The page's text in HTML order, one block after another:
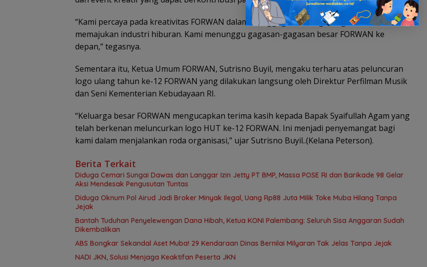
“Kami percaya pada kreativitas FORWAN dalam menggagas berbagai kegiatan demi
memajukan industri hiburan. Kami menunggu gagasan-gagasan besar FORWAN ke
depan,” tegasnya.
Sementara itu, Ketua Umum FORWAN, Sutrisno Buyil, mengaku terharu atas peluncuran
logo ulang tahun ke-12 FORWAN yang dilakukan langsung oleh Direktur Perfilman Musik
dan Seni Kementerian Kebudayaan RI.
“Keluarga besar FORWAN mengucapkan terima kasih kepada Bapak Syaifullah Agam yang
telah berkenan meluncurkan logo HUT ke-12 FORWAN. Ini menjadi penyemangat bagi
kami dalam menjalankan roda organisasi,” ujar Sutrisno Buyil..(Kelana Peterson).
Berita Terkait
Diduga Cemari Sungai Dawas dan Langgar Izin Jetty PT BMP, Massa POSE RI dan Barikade 98 Gelar
Aksi Mendesak Pengusutan Tuntas
Diduga Oknum Pol Airud Jadi Broker Minyak Ilegal, Uang Rp88 Juta Milik Toke Muba Hilang Tanpa
Jejak
Bantah Tuduhan Penyelewengan Dana Hibah, Ketua KONI Palembang: Seluruh Sisa Anggaran Sudah
Dikembalikan
ABS Bongkar Sekandal Aset Muba! 29 Kendaraan Dinas Bernilai Milyaran Tak Jelas Tanpa Jejak
NADI JKN, Solusi Menjaga Keaktifan Peserta JKN